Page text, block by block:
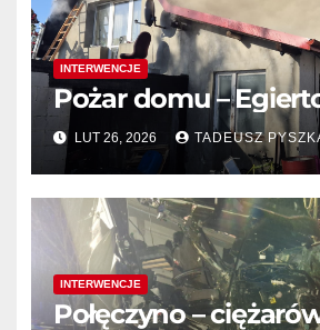
INTERWENCJE
Pożar domu –
LUT 26, 2026 TADEUSZ
INTERWENCJE
Połęczyno –